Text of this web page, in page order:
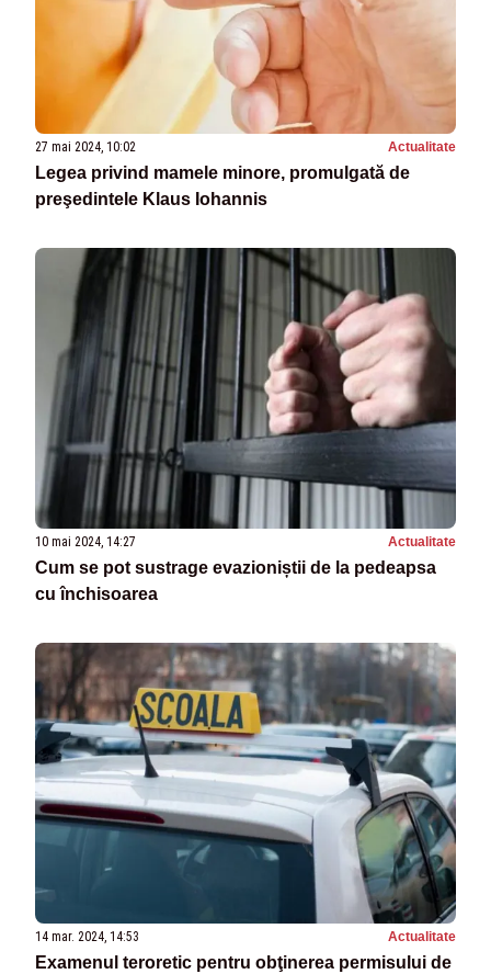
27 mai 2024, 10:02 Actualitate
Legea privind mamele minore, promulgată de
preşedintele Klaus Iohannis
10 mai 2024, 14:27 Actualitate
Cum se pot sustrage evazioniștii de la pedeapsa
cu închisoarea
14 mar. 2024, 14:53 Actualitate
Examenul teroretic pentru obţinerea permisului de